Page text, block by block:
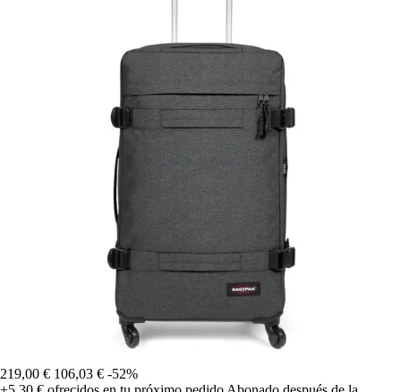
219,00 € 106,03 € -52%